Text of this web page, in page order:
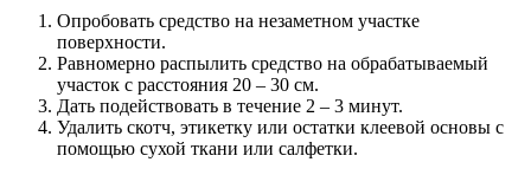
Опробовать средство на незаметном участке
поверхности.
Равномерно распылить средство на обрабатываемый
участок с расстояния 20 – 30 см.
Дать подействовать в течение 2 – 3 минут.
Удалить скотч, этикетку или остатки клеевой основы с
помощью сухой ткани или салфетки.